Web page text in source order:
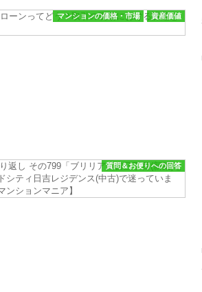
マンションの価格・市場 資産価値
質問＆お便りへの回答